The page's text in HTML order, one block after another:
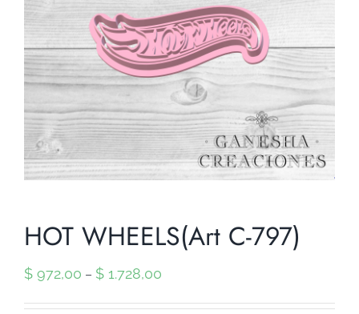
HOT WHEELS(Art C-797)
$ 972,00 – $ 1.728,00